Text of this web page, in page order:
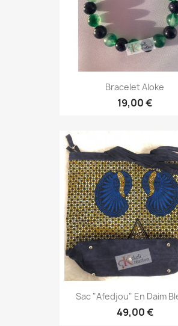
Bracelet Aloke
19,00 €
Sac "Afedjou" En Daim
49,00 €